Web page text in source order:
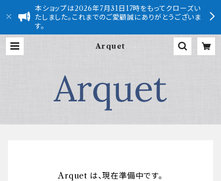
本ショップは2026年7月31日17時をもってクローズい
たしました。これまでのご愛顧誠にありがとうございま
す。
Arquet
Arquet は、現在準備中です。